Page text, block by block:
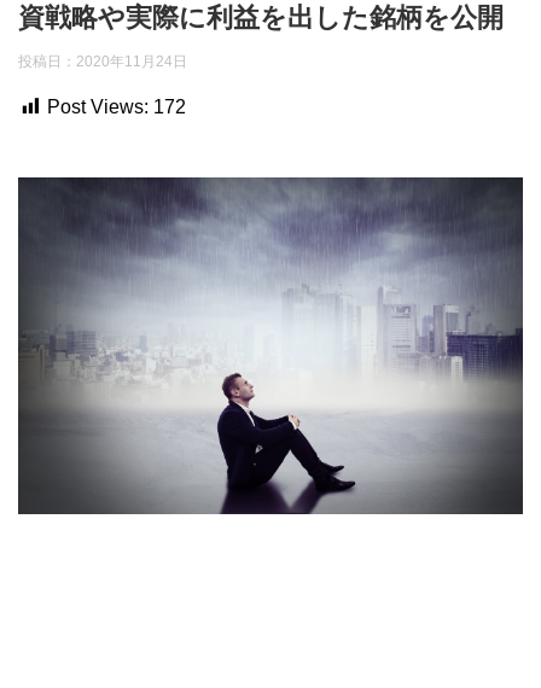
資戦略や実際に利益を出した銘柄を公開
投稿日： 2020年11月24日
Post Views: 172